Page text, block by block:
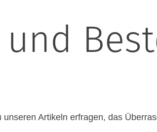
Artikeln erfragen, das